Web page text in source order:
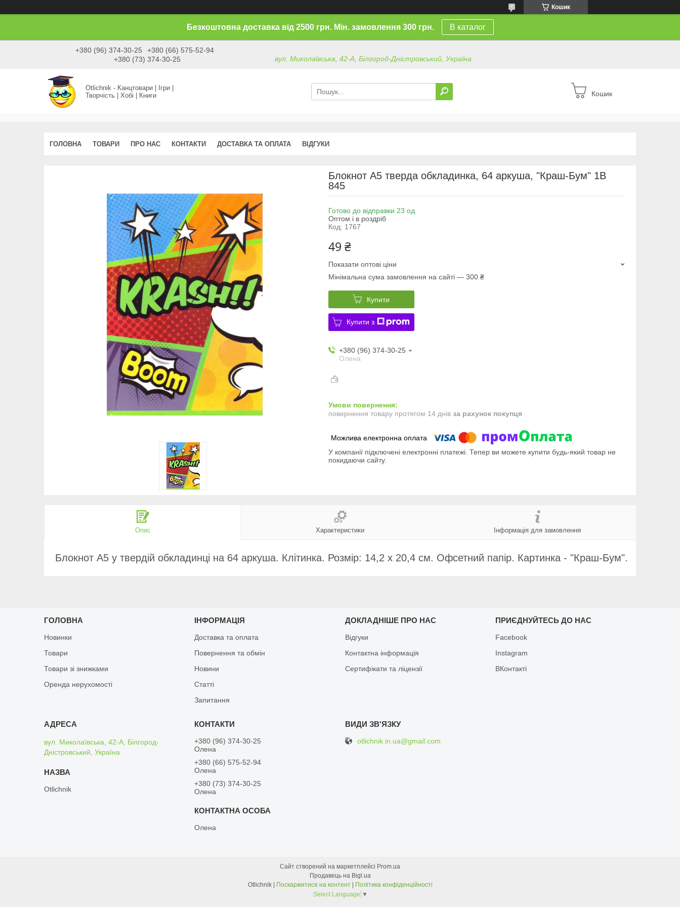
Кошик
Безкоштовна доставка від 2500 грн. Мін. замовлення 300 грн. В каталог
+380 (96) 374-30-25
+380 (66) 575-52-94
+380 (73) 374-30-25
вул. Миколаївська, 42-А, Білгород-Дністровський, Україна
Otlichnik - Канцтовари | Ігри |
Творчість | Хобі | Книги
Кошик
ГОЛОВНА ТОВАРИ ПРО НАС КОНТАКТИ ДОСТАВКА ТА ОПЛАТА ВІДГУКИ
Блокнот А5 тверда обкладинка, 64 аркуша, "Краш-Бум" 1В
845
Готово до відправки 23 од.
Оптом і в роздріб
Код: 1767
49 ₴
Показати оптові ціни
Мінімальна сума замовлення на сайті — 300 ₴
Купити
Купити з
+380 (96) 374-30-25
Олена
повернення товару протягом 14 днів за рахунок покупця
У компанії підключені електронні платежі. Тепер ви можете купити будь-який товар не
покидаючи сайту.
Опис Характеристики Інформація для замовлення
Блокнот А5 у твердій обкладинці на 64 аркуша. Клітинка. Розмір: 14,2 х 20,4 см. Офсетний папір. Картинка - "Краш-Бум".
ГОЛОВНА
Новинки
Товари
Товари зі знижками
Оренда нерухомості
ІНФОРМАЦІЯ
Доставка та оплата
Повернення та обмін
Новини
Статті
Запитання
ДОКЛАДНІШЕ ПРО НАС
Відгуки
Контактна інформація
Сертифікати та ліцензії
ПРИЄДНУЙТЕСЬ ДО НАС
Facebook
Instagram
ВКонтакті
вул. Миколаївська, 42-А, Білгород-
Дністровський, Україна
Otlichnik
+380 (96) 374-30-25
Олена
+380 (66) 575-52-94
Олена
+380 (73) 374-30-25
Олена
Олена
otlichnik.in.ua@gmail.com
Сайт створений на маркетплейсі Prom.ua
Продавець на Bigl.ua
Otlichnik | Поскаржитися на контент | Політика конфіденційності
Select Language ▼